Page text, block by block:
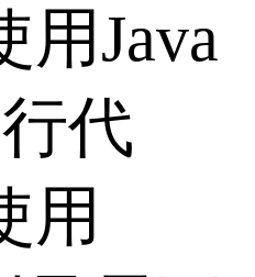
用Java
代
用